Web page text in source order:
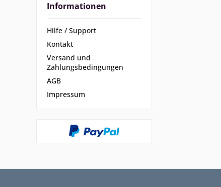
Informationen
Hilfe / Support
Kontakt
Versand und
Zahlungsbedingungen
AGB
Impressum